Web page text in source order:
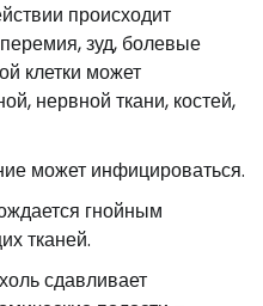
происходит
зуд, болевые
клетки может
нервной ткани, костей,
может инфицироваться.
гнойным
тканей.
сдавливает